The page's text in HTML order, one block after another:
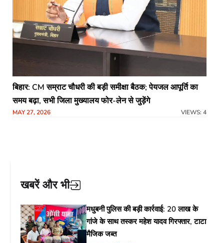
बिहार: CM सम्राट चौधरी की बड़ी समीक्षा बैठक; पेयजल आपूर्ति का
समय बढ़ा, सभी जिला मुख्यालय फोर-लेन से जुड़ेंगे
MAY 27, 2026 VIEWS: 4
खबरें और भी
मधुबनी पुलिस की बड़ी कार्रवाई: 20 लाख के
गांजे के साथ तस्कर महेश यादव गिरफ्तार, टाटा
मैजिक जब्त